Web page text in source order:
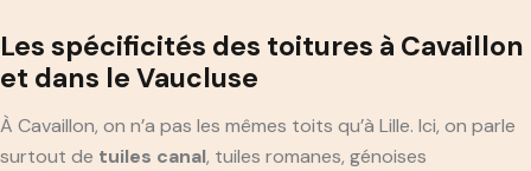
Les spécificités des toitures à Cavaillon
et dans le Vaucluse
À Cavaillon, on n’a pas les mêmes toits qu’à Lille. Ici, on parle
surtout de tuiles canal, tuiles romanes, génoises